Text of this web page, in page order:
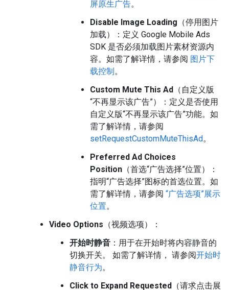
屏原生广告。
Disable Image Loading （停用图片
加载）：定义 Google Mobile Ads
SDK 是否必须加载图片素材资源内
容。如需了解详情，请参阅 图片下
载控制。
Custom Mute This Ad （自定义版
“不再显示该广告”）：定义是否使用
自定义版“不再显示该广告”功能。如
需了解详情，请参阅
setRequestCustomMuteThisAd。
Preferred Ad Choices
Position （首选“广告选择”位置）：
指明“广告选择”图标的首选位置。如
需了解详情，请参阅 “广告选项”展示
位置。
Video Options （视频选项）：
开始时静音 ：用于在开始时将内容静音的
切换开关。 如需了解详情， 请参阅开始时
静音行为。
Click to Expand Requested （请求点击展